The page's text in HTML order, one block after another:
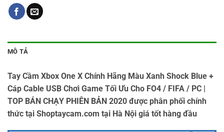
MÔ TẢ
Tay Cầm Xbox One X Chính Hãng Màu Xanh Shock Blue +
Cáp Cable USB Chơi Game Tối Ưu Cho FO4 / FIFA / PC |
TOP BÁN CHẠY PHIÊN BẢN 2020 được phân phối chính
thức tại Shoptaycam.com tại Hà Nội giá tốt hàng đầu